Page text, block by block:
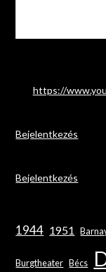
https://
Bejelentkezés
Bejelentkezés
1944 1951
Burgtheater Bécs